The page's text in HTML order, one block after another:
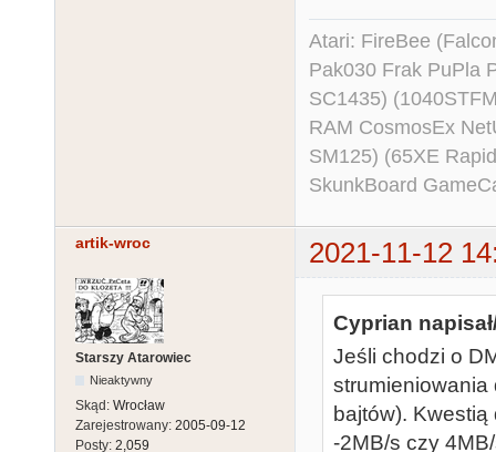
Atari: FireBee
Pak030 Frak PuPla
SC1435)
RAM CosmosEx
SM125) (65XE
SkunkBoard
artik-wroc 2021-11-12
Starszy Atarowiec
Nieaktywny
Skąd: Wrocław
Zarejestrowany: 2005-09-12
Posty: 2,059
Cyprian
Jeśli chodzi o
bajtów).
-2MB/s czy